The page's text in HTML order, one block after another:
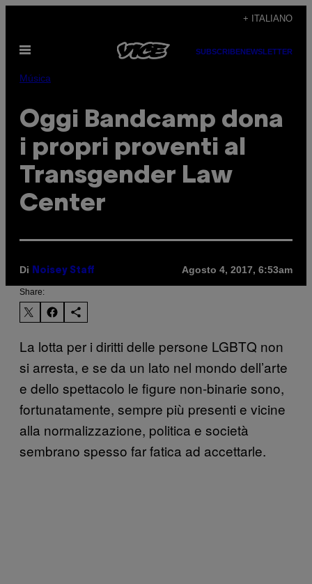
contenuto
+ ITALIANO
Apri
SUBSCRIBENEWSLETTER
Música
Oggi Bandcamp dona
i propri proventi al
Transgender Law
Center
Di Noisey Staff Agosto 4, 2017, 6:53am
Share:
La lotta per i diritti delle persone LGBTQ non
si arresta, e se da un lato nel mondo dell’arte
e dello spettacolo le figure non-binarie sono,
fortunatamente, sempre più presenti e vicine
alla normalizzazione, politica e società
sembrano spesso far fatica ad accettarle.